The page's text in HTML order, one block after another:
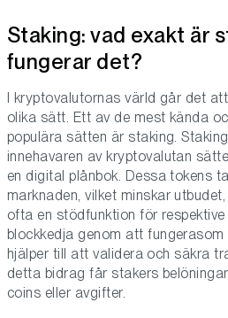
Staking: vad exakt är
fungerar det?
I kryptovalutornas värld går det
olika sätt. Ett av de mest kända
populära sätten är staking.
innehavaren av kryptovalutan
en digital plånbok. Dessa tokens
marknaden, vilket minskar
ofta en stödfunktion för
blockkedja genom att fungerasom
hjälper till att validera och säkra
detta bidrag får stakers
coins eller avgifter.